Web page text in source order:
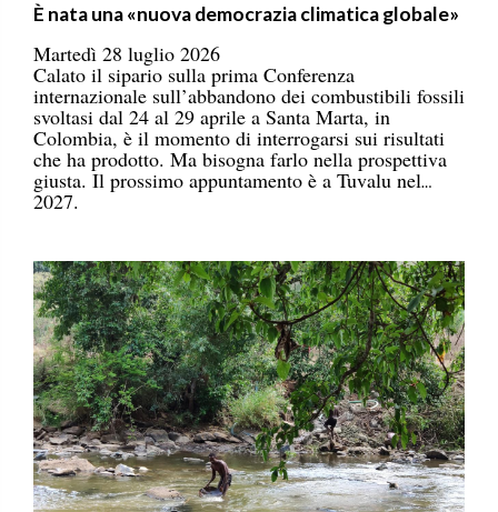
È nata una «nuova democrazia climatica globale»
Martedì 28 luglio 2026
Calato il sipario sulla prima Conferenza
internazionale sull’abbandono dei combustibili fossili
svoltasi dal 24 al 29 aprile a Santa Marta, in
Colombia, è il momento di interrogarsi sui risultati
che ha prodotto. Ma bisogna farlo nella prospettiva
giusta. Il prossimo appuntamento è a Tuvalu nel
2027.